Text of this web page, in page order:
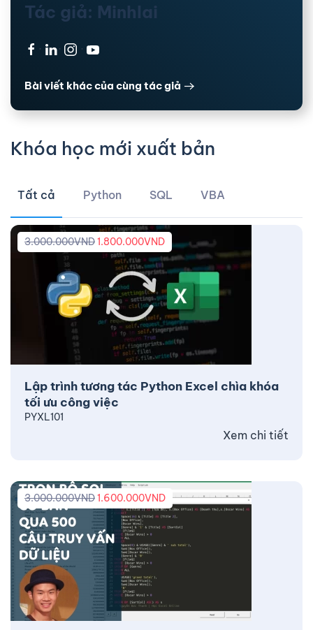
Tác giả: Minhlai
· · ·
Bài viết khác của cùng tác giả
Khóa học mới xuất bản
Tất cả Python SQL VBA
Lập trình tương tác Python Excel chìa khóa
tối ưu công việc
3.000.000VND1.800.000VND
PYXL101
Xem chi tiết
3.000.000VND1.600.000VND